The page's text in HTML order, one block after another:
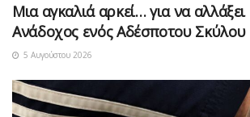
Μια αγκαλιά αρκεί… για να
Ανάδοχος ενός Αδέσποτου Σκύλου
5 Αυγούστου 2026